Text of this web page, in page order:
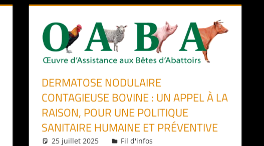
DERMATOSE NODULAIRE
CONTAGIEUSE BOVINE : UN APPEL À LA
RAISON, POUR UNE POLITIQUE
SANITAIRE HUMAINE ET PRÉVENTIVE
25 juillet 2025 Daniel
Fil d'infos